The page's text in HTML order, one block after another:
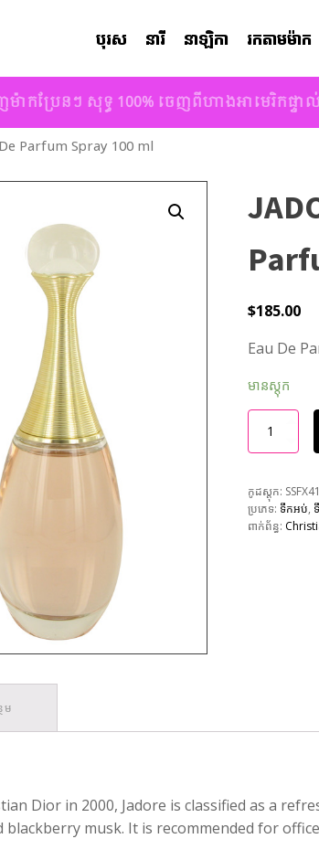
បុរស នារី នាឡិកា រកតាមម៉ាក
ាកប្រែនៗ សុទ្ធ 100% ចេញពីហាងអាមេរិកផ្ទ
Parfum Spray 100 ml
$185.00
Eau De
មានស្តុក
កូដស្តុក:
ប្រភេទ: ទឹកអប់,
ពាក់ព័ន្ធ:
ម
Dior in 2000, Jadore is classified as a
musk. It is recommended for